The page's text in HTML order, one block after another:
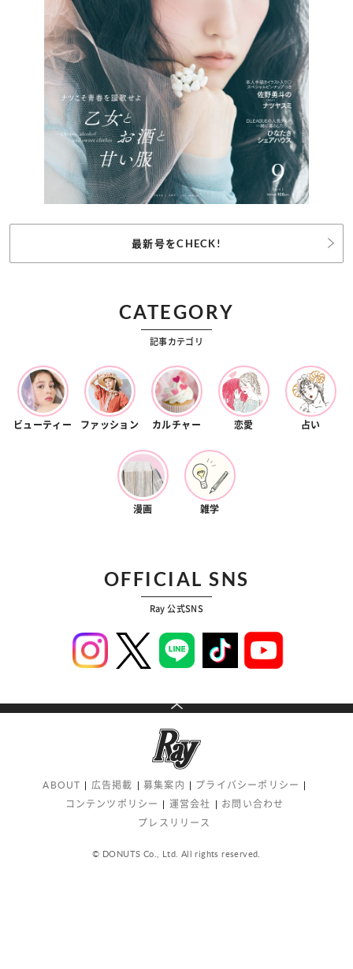
最新号をCHECK!
CATEGORY
記事カテゴリ
ビューティー ファッション カルチャー 恋愛 占い
漫画 雑学
OFFICIAL SNS
Ray 公式SNS
ABOUT 広告掲載 募集案内
プライバシーポリシー
コンテンツポリシー
運営会社
お問い合わせ
プレスリリース
© DONUTS Co., Ltd. All rights reserved.